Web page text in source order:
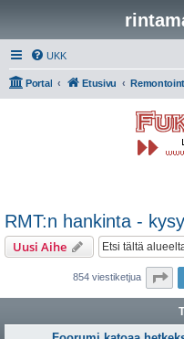
UKK
Portal Etusivu
RMT:n hankinta -
Uusi Aihe
854 viestiketjua